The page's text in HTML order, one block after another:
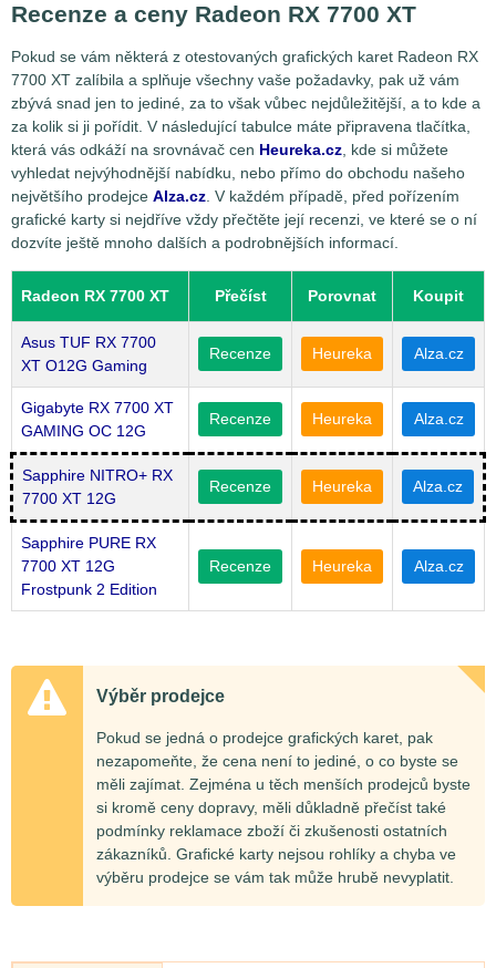
Recenze a ceny Radeon RX 7700 XT
Pokud se vám některá z otestovaných grafických karet Radeon RX
7700 XT zalíbila a splňuje všechny vaše požadavky, pak už vám
zbývá snad jen to jediné, za to však vůbec nejdůležitější, a to kde a
za kolik si ji pořídit. V následující tabulce máte připravena tlačítka,
která vás odkáží na srovnávač cen Heureka.cz , kde si můžete
vyhledat nejvýhodnější nabídku, nebo přímo do obchodu našeho
největšího prodejce Alza.cz . V každém případě, před pořízením
grafické karty si nejdříve vždy přečtěte její recenzi, ve které se o ní
dozvíte ještě mnoho dalších a podrobnějších informací.
Radeon RX 7700 XT Přečíst Porovnat Koupit
Asus TUF RX 7700
XT O12G Gaming
Recenze Heureka Alza.cz
Gigabyte RX 7700 XT
GAMING OC 12G
Recenze Heureka Alza.cz
Sapphire NITRO+ RX
7700 XT 12G
Recenze Heureka Alza.cz
Sapphire PURE RX
7700 XT 12G
Frostpunk 2 Edition
Recenze Heureka Alza.cz
Výběr prodejce
Pokud se jedná o prodejce grafických karet, pak
nezapomeňte, že cena není to jediné, o co byste se
měli zajímat. Zejména u těch menších prodejců byste
si kromě ceny dopravy, měli důkladně přečíst také
podmínky reklamace zboží či zkušenosti ostatních
zákazníků. Grafické karty nejsou rohlíky a chyba ve
výběru prodejce se vám tak může hrubě nevyplatit.